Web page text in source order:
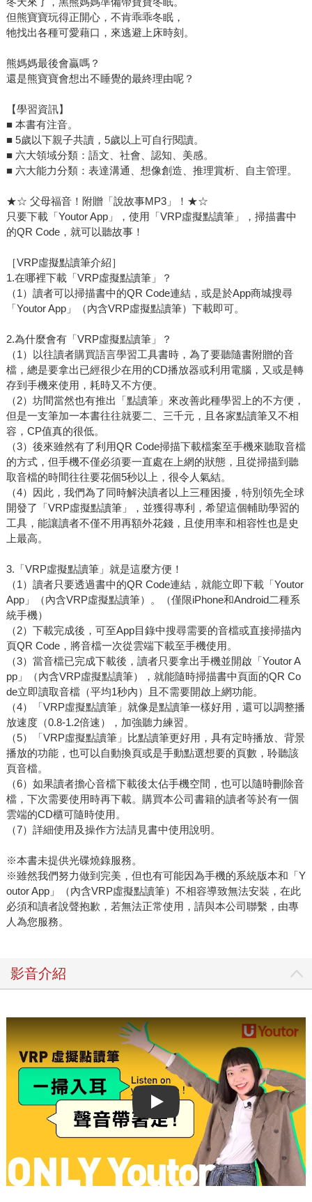
但熊寶寶玩得正開心，不肯乖乖冬眠，
牠找出各種可愛藉口，來逃避上床時刻。
熊媽媽最後會贏嗎？
還是熊寶寶會想出不睡覺的最終理由呢？
【學習資訊】
■ 本書有注音。
■ 5歲以下親子共讀，5歲以上可自行閱讀。
■ 六大領域分類：語文、社會、認知、美感。
■ 六大能力分類：表達溝通、想像創造、推理賞析、自主管理。
★☆ 父母福音！附贈「說故事MP3」！★☆
只要下載「Youtor App」，使用「VRP虛擬點讀筆」，掃描書中
的QR Code，就可以聽故事！
［VRP虛擬點讀筆介紹］
1.在哪裡下載「VRP虛擬點讀筆」？
（1）讀者可以掃描書中的QR Code連結，或是於App商城搜尋
「Youtor App」（內含VRP虛擬點讀筆）下載即可。
2.為什麼會有「VRP虛擬點讀筆」？
（1）以往讀者購買語言學習工具書時，為了要聽隨書附贈的音
檔，總是要拿出已經很少在用的CD播放器或利用電腦，又或是轉
存到手機來使用，耗時又不方便。
（2）坊間當然也有推出「點讀筆」來改善此種學習上的不方便，
但是一支筆加一本書往往就要二、三千元，且各家點讀筆又不相
容，CP值真的很低。
（3）後來雖然有了利用QR Code掃描下載檔案至手機來聽取音檔
的方式，但手機不僅必須要一直處在上網的狀態，且從掃描到聽
取音檔的時間往往要花個5秒以上，很令人氣結。
（4）因此，我們為了同時解決讀者以上三種困擾，特別領先全球
開發了「VRP虛擬點讀筆」，並獲得專利，希望這個輔助學習的
工具，能讓讀者不僅不用再額外花錢，且使用率和相容性也是史
上最高。
3.「VRP虛擬點讀筆」就是這麼方便！
（1）讀者只要透過書中的QR Code連結，就能立即下載「Youtor
App」（內含VRP虛擬點讀筆）。（僅限iPhone和Android二種系
統手機）
（2）下載完成後，可至App目錄中搜尋需要的音檔或直接掃描內
頁QR Code，將音檔一次從雲端下載至手機使用。
（3）當音檔已完成下載後，讀者只要拿出手機並開啟「Youtor A
pp」（內含VRP虛擬點讀筆），就能隨時掃描書中頁面的QR Co
de立即讀取音檔（平均1秒內）且不需要開啟上網功能。
（4）「VRP虛擬點讀筆」就像是點讀筆一樣好用，還可以調整播
放速度（0.8-1.2倍速），加強聽力練習。
（5）「VRP虛擬點讀筆」比點讀筆更好用，具有定時播放、背景
播放的功能，也可以自動換頁或是手動點選想要的頁數，聆聽該
頁音檔。
（6）如果讀者擔心音檔下載後太佔手機空間，也可以隨時刪除音
檔，下次需要使用時再下載。購買本公司書籍的讀者等於有一個
雲端的CD櫃可隨時使用。
（7）詳細使用及操作方法請見書中使用說明。
※本書未提供光碟燒錄服務。
※雖然我們努力做到完美，但也有可能因為手機的系統版本和「Y
outor App」（內含VRP虛擬點讀筆）不相容導致無法安裝，在此
必須和讀者說聲抱歉，若無法正常使用，請與本公司聯繫，由專
人為您服務。
影音介紹
Play video